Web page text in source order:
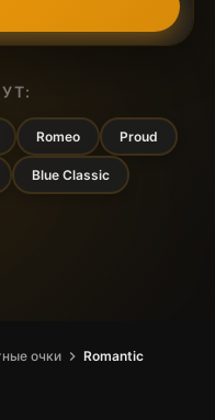
Romeo Proud
Blue Classic
очки chevron_right Romantic